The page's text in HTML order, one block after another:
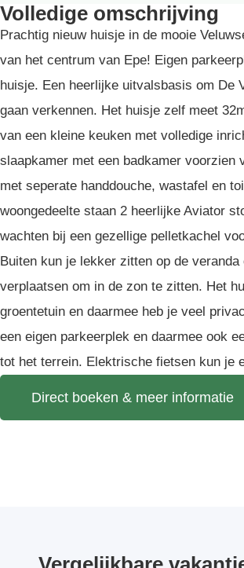
Volledige omschrijving
Prachtig nieuw huisje in de mooie
van het centrum van Epe! Eigen
huisje. Een heerlijke uitvalsbasis om De
gaan verkennen. Het huisje zelf meet
van een kleine keuken met volledige
slaapkamer met een badkamer voorzien
met seperate handdouche, wastafel en
woongedeelte staan 2 heerlijke Aviator
wachten bij een gezellige pelletkachel
Buiten kun je lekker zitten op de
verplaatsen om in de zon te zitten. Het
groentetuin en daarmee heb je veel
een eigen parkeerplek en daarmee ook
tot het terrein. Elektrische fietsen kun je
Direct boeken & meer informatie